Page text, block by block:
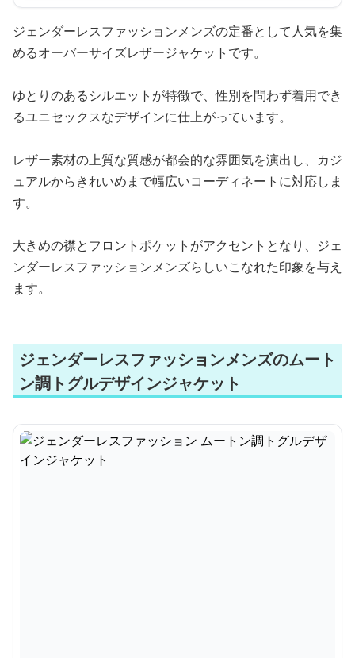
ジェンダーレスファッションメンズの定番として人気を集
めるオーバーサイズレザージャケットです。
ゆとりのあるシルエットが特徴で、性別を問わず着用でき
るユニセックスなデザインに仕上がっています。
レザー素材の上質な質感が都会的な雰囲気を演出し、カジ
ュアルからきれいめまで幅広いコーディネートに対応しま
す。
大きめの襟とフロントポケットがアクセントとなり、ジェ
ンダーレスファッションメンズらしいこなれた印象を与え
ます。
ジェンダーレスファッションメンズのムート
ン調トグルデザインジャケット